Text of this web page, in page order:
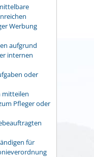
Werbung
aufgrund
internen
oder
mitteilen
Pfleger oder
für